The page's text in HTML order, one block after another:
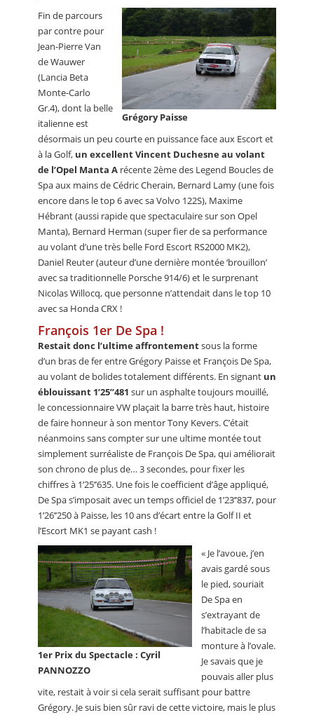
Grégory Paisse
Fin de parcours
par contre pour
Jean-Pierre Van
de Wauwer
(Lancia Beta
Monte-Carlo
Gr.4), dont la belle
italienne est
désormais un peu courte en puissance face aux Escort et
à la Golf, un excellent Vincent Duchesne au volant
de l’Opel Manta A récente 2ème des Legend Boucles de
Spa aux mains de Cédric Cherain, Bernard Lamy (une fois
encore dans le top 6 avec sa Volvo 122S), Maxime
Hébrant (aussi rapide que spectaculaire sur son Opel
Manta), Bernard Herman (super fier de sa performance
au volant d’une très belle Ford Escort RS2000 MK2),
Daniel Reuter (auteur d’une dernière montée ‘brouillon’
avec sa traditionnelle Porsche 914/6) et le surprenant
Nicolas Willocq, que personne n’attendait dans le top 10
avec sa Honda CRX !
François 1er De Spa !
Restait donc l’ultime affrontementsous la forme
d’un bras de fer entre Grégory Paisse et François De Spa,
au volant de bolides totalement différents. En signant un
éblouissant 1’25’’481 sur un asphalte toujours mouillé,
le concessionnaire VW plaçait la barre très haut, histoire
de faire honneur à son mentor Tony Kevers. C’était
néanmoins sans compter sur une ultime montée tout
simplement surréaliste de François De Spa, qui améliorait
son chrono de plus de… 3 secondes, pour fixer les
chiffres à 1’25’’635. Une fois le coefficient d’âge appliqué,
De Spa s’imposait avec un temps officiel de 1’23’’837, pour
1’26’’250 à Paisse, les 10 ans d’écart entre la Golf II et
l’Escort MK1 se payant cash !
1er Prix du Spectacle : Cyril
PANNOZZO
« Je l’avoue, j’en
avais gardé sous
le pied, souriait
De Spa en
s’extrayant de
l’habitacle de sa
monture à l’ovale.
Je savais que je
pouvais aller plus
vite, restait à voir si cela serait suffisant pour battre
Grégory. Je suis bien sûr ravi de cette victoire, mais le plus